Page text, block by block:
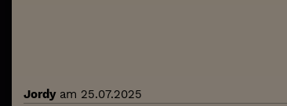
Jordyam 25.07.2025